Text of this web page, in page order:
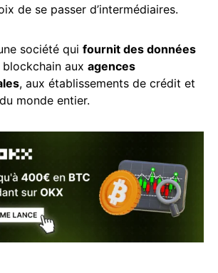
de se passer d’intermédiaires.
société qui fournit des données
blockchain aux agences
, aux établissements de crédit et
monde entier.